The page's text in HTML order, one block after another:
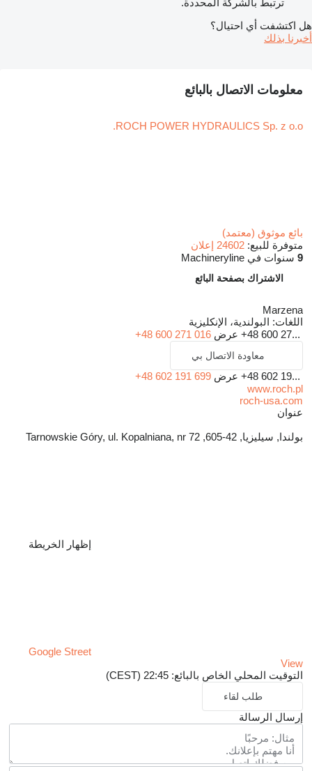
ترتبط بالشركة المحددة.
هل اكتشفت أي احتيال؟
أخبرنا بذلك
معلومات الاتصال بالبائع
ROCH POWER HYDRAULICS Sp. z o.o.
بائع موثوق (معتمد)
متوفرة للبيع: 24602 إعلان
9 سنوات في Machineryline
الاشتراك بصفحة البائع
Marzena
اللغات: البولندية، الإنكليزية
+48 600 27... عرض +48 600 271 016
معاودة الاتصال بي
+48 602 19... عرض +48 602 191 699
www.roch.pl
roch-usa.com
عنوان
بولندا, سيليزيا, 42-605, Tarnowskie Góry, ul. Kopalniana, nr 72
إظهار الخريطة
Google Street
View
التوقيت المحلي الخاص بالبائع: 22:45 (CEST)
طلب لقاء
إرسال الرسالة